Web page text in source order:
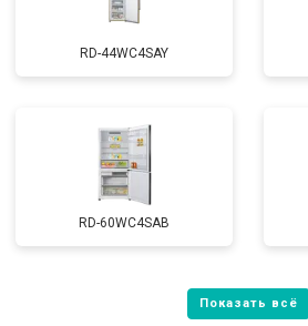
RD-44WC4SAY
RD-60WC4SAB